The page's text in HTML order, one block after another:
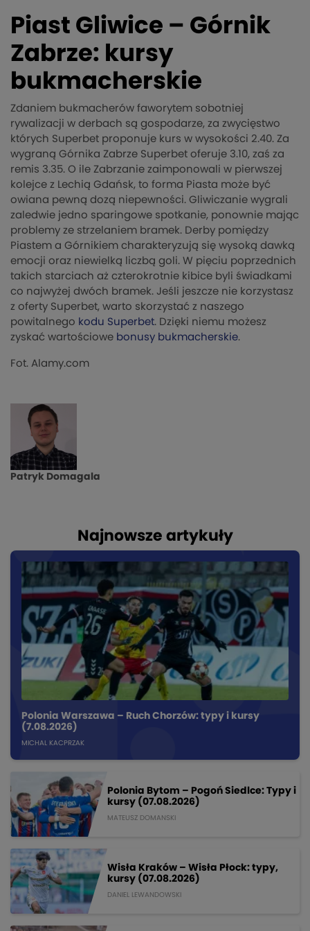
Piast Gliwice – Górnik
Zabrze: kursy
bukmacherskie
Zdaniem bukmacherów faworytem sobotniej
rywalizacji w derbach są gospodarze, za zwycięstwo
których Superbet proponuje kurs w wysokości 2.40. Za
wygraną Górnika Zabrze Superbet oferuje 3.10, zaś za
remis 3.35. O ile Zabrzanie zaimponowali w pierwszej
kolejce z Lechią Gdańsk, to forma Piasta może być
owiana pewną dozą niepewności. Gliwiczanie wygrali
zaledwie jedno sparingowe spotkanie, ponownie mając
problemy ze strzelaniem bramek. Derby pomiędzy
Piastem a Górnikiem charakteryzują się wysoką dawką
emocji oraz niewielką liczbą goli. W pięciu poprzednich
takich starciach aż czterokrotnie kibice byli świadkami
co najwyżej dwóch bramek. Jeśli jeszcze nie korzystasz
z oferty Superbet, warto skorzystać z naszego
powitalnego kodu Superbet. Dzięki niemu możesz
zyskać wartościowe bonusy bukmacherskie.
Fot. Alamy.com
Patryk Domagala
Najnowsze artykuły
Polonia Warszawa – Ruch Chorzów: typy i kursy
(7.08.2026)
MICHAL KACPRZAK
Polonia Bytom – Pogoń Siedlce: Typy i
kursy (07.08.2026)
MATEUSZ DOMANSKI
Wisła Kraków – Wisła Płock: typy,
kursy (07.08.2026)
DANIEL LEWANDOWSKI